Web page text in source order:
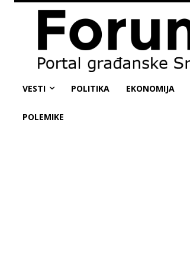
VESTI POLITIKA EKONOMIJA
POLEMIKE